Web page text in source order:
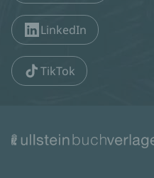
LinkedIn
TikTok